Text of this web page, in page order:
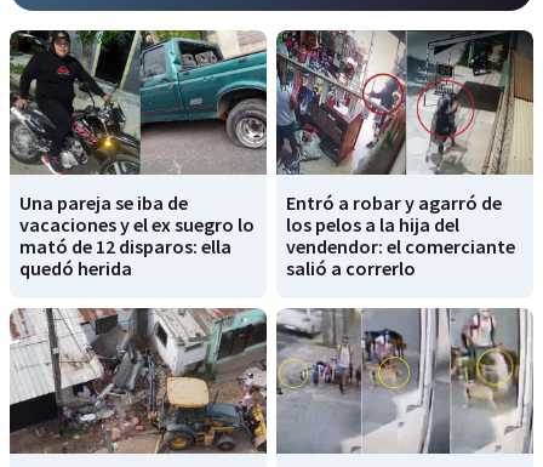
Una pareja se iba de
vacaciones y el ex suegro lo
mató de 12 disparos: ella
quedó herida
Entró a robar y agarró de
los pelos a la hija del
vendendor: el comerciante
salió a correrlo